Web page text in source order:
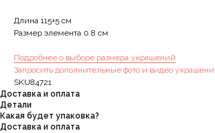
Длина 115+5 см
Размер элемента 0.8 см
Подробнее о выборе размера украшений
Запросить дополнительные фото и видео
SKU84721
Доставка и оплата
Детали
Какая будет упаковка?
Доставка и оплата